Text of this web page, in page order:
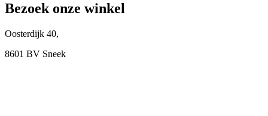
Bezoek onze winkel
Oosterdijk 40,
8601 BV Sneek